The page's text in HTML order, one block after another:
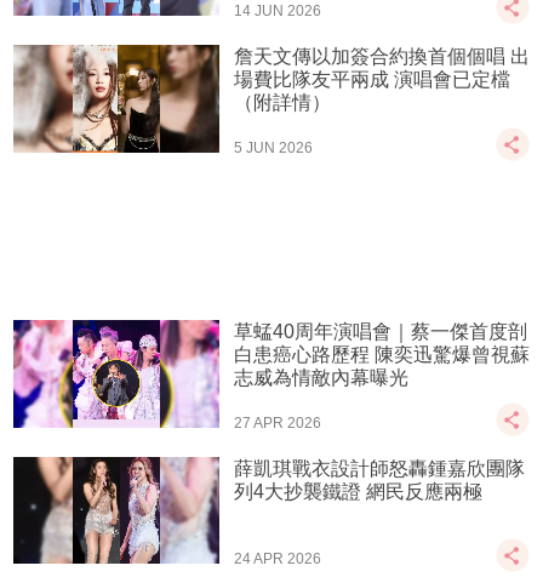
14 JUN 2026
詹天文傳以加簽合約換首個個唱 出
場費比隊友平兩成 演唱會已定檔
（附詳情）
5 JUN 2026
草蜢40周年演唱會｜蔡一傑首度剖
白患癌心路歷程 陳奕迅驚爆曾視蘇
志威為情敵內幕曝光
27 APR 2026
薛凱琪戰衣設計師怒轟鍾嘉欣團隊
列4大抄襲鐵證 網民反應兩極
24 APR 2026